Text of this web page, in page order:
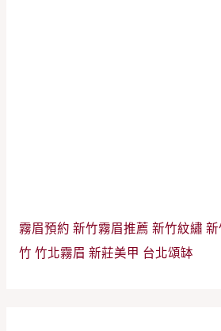
霧眉預約 新竹霧眉推薦 新竹紋繡
竹 竹北霧眉 新莊美甲 台北頌缽